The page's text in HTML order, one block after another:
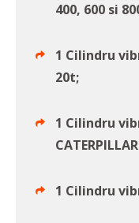
400, 600 si
1 Cilindru
20t;
1 Cilindru
1 Cilindru